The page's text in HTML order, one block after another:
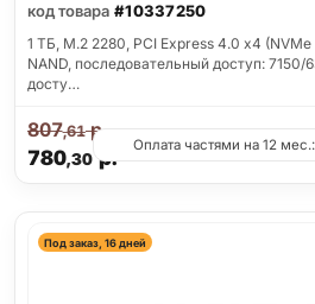
код товара #10337250
1 ТБ, M.2 2280, PCI Express 4.0 x4
NAND, последовательный доступ:
досту…
780,30р.
807,61р.
Оплата частями на 12
Под заказ, 16 дней